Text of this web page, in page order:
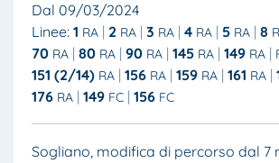
Dal 09/03/2024
Linee: 1 RA 2 RA 3 RA 4 RA 5 RA 8
70 RA 80 RA 90 RA 145 RA 149 RA
151 (2/14) RA 156 RA 159 RA 161 RA
176 RA 149 FC 156 FC
Sogliano, modifica di percorso dal 7